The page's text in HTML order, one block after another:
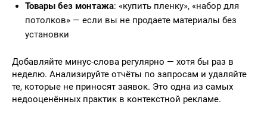
Товары без монтажа: «купить пленку», «набор для
потолков» — если вы не продаете материалы без
установки
Добавляйте минус-слова регулярно — хотя бы раз в
неделю. Анализируйте отчёты по запросам и удаляйте
те, которые не приносят заявок. Это одна из самых
недооценённых практик в контекстной рекламе.